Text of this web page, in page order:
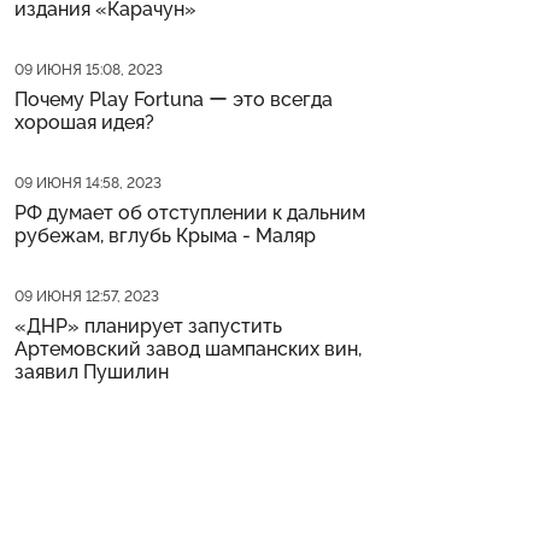
издания «Карачун»
Дата публикации
09 ИЮНЯ 15:08, 2023
Почему Play Fortuna ー это всегда
хорошая идея?
Дата публикации
09 ИЮНЯ 14:58, 2023
РФ думает об отступлении к дальним
рубежам, вглубь Крыма - Маляр
Дата публикации
09 ИЮНЯ 12:57, 2023
«ДНР» планирует запустить
Артемовский завод шампанских вин,
заявил Пушилин